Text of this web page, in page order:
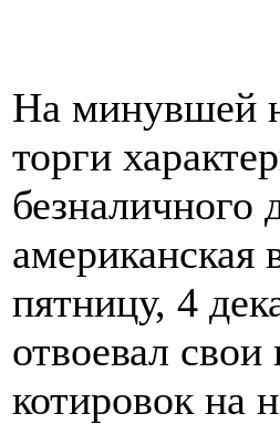
На минувшей
торги
безналичного
американская
пятницу, 4
отвоевал
котировок на